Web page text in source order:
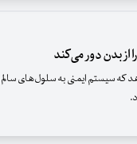
که سیستم ایمنی به سلول‌های